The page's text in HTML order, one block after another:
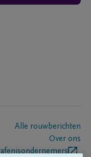
Alle rouwberichten
Over ons